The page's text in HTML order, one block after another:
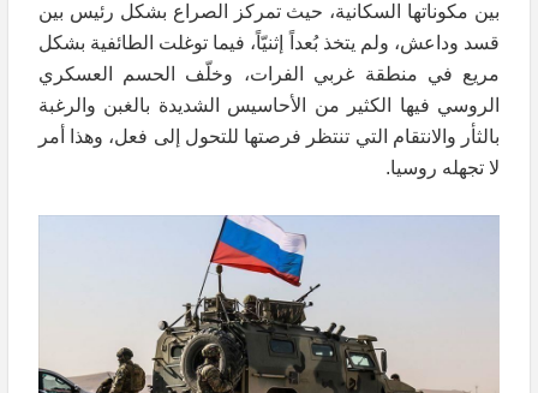
بين مكوناتها السكانية، حيث تمركز الصراع بشكل رئيس بين
قسد وداعش، ولم يتخذ بُعداً إثنيّاً، فيما توغلت الطائفية بشكل
مريع في منطقة غربي الفرات، وخلّف الحسم العسكري
الروسي فيها الكثير من الأحاسيس الشديدة بالغبن والرغبة
بالثأر والانتقام التي تنتظر فرصتها للتحول إلى فعل، وهذا أمر
لا تجهله روسيا.